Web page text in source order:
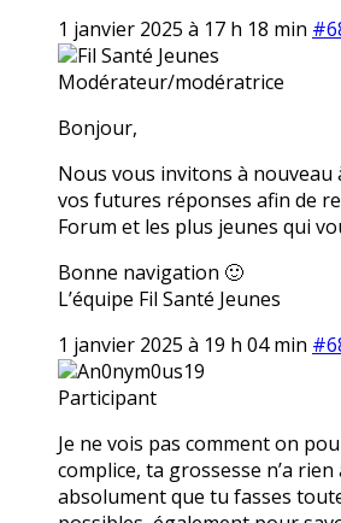
1 janvier 2025 à 17 h 18 min
Fil Santé Jeunes
Modérateur/modératrice
Bonjour,
Nous vous invitons à
vos futures réponses afin de
Forum et les plus jeunes qui
Bonne navigation 🙂
L’équipe Fil Santé Jeunes
1 janvier 2025 à 19 h 04 min
An0nym0us19
Participant
Je ne vois pas comment on
complice, ta grossesse n’a
absolument que tu fasses